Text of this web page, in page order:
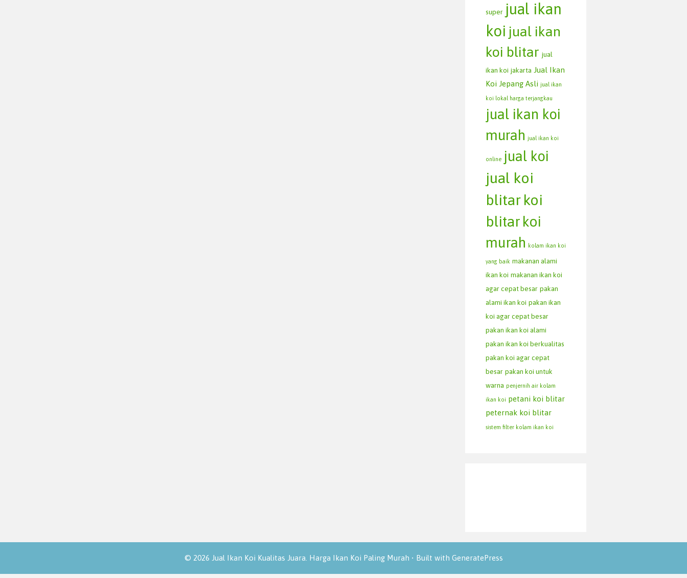
super jual ikan
koi jual ikan
koi blitar jual
ikan koi jakarta Jual Ikan
Koi Jepang Asli jual ikan
koi lokal harga terjangkau
jual ikan koi
murah jual ikan koi
online jual koi
jual koi
blitar koi
blitar koi
murah
kolam ikan koi
yang baik makanan alami
ikan koi makanan ikan koi
agar cepat besar pakan
alami ikan koi pakan ikan
koi agar cepat besar
pakan ikan koi alami
pakan ikan koi berkualitas
pakan koi agar cepat
besar pakan koi untuk
warna penjernih air kolam
ikan koi petani koi blitar
peternak koi blitar
sistem filter kolam ikan koi
© 2026 Jual Ikan Koi Kualitas Juara. Harga Ikan Koi Paling Murah • Built with GeneratePress